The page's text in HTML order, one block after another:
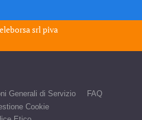
srlpiva
Generali di Servizio
FAQ
Cookie